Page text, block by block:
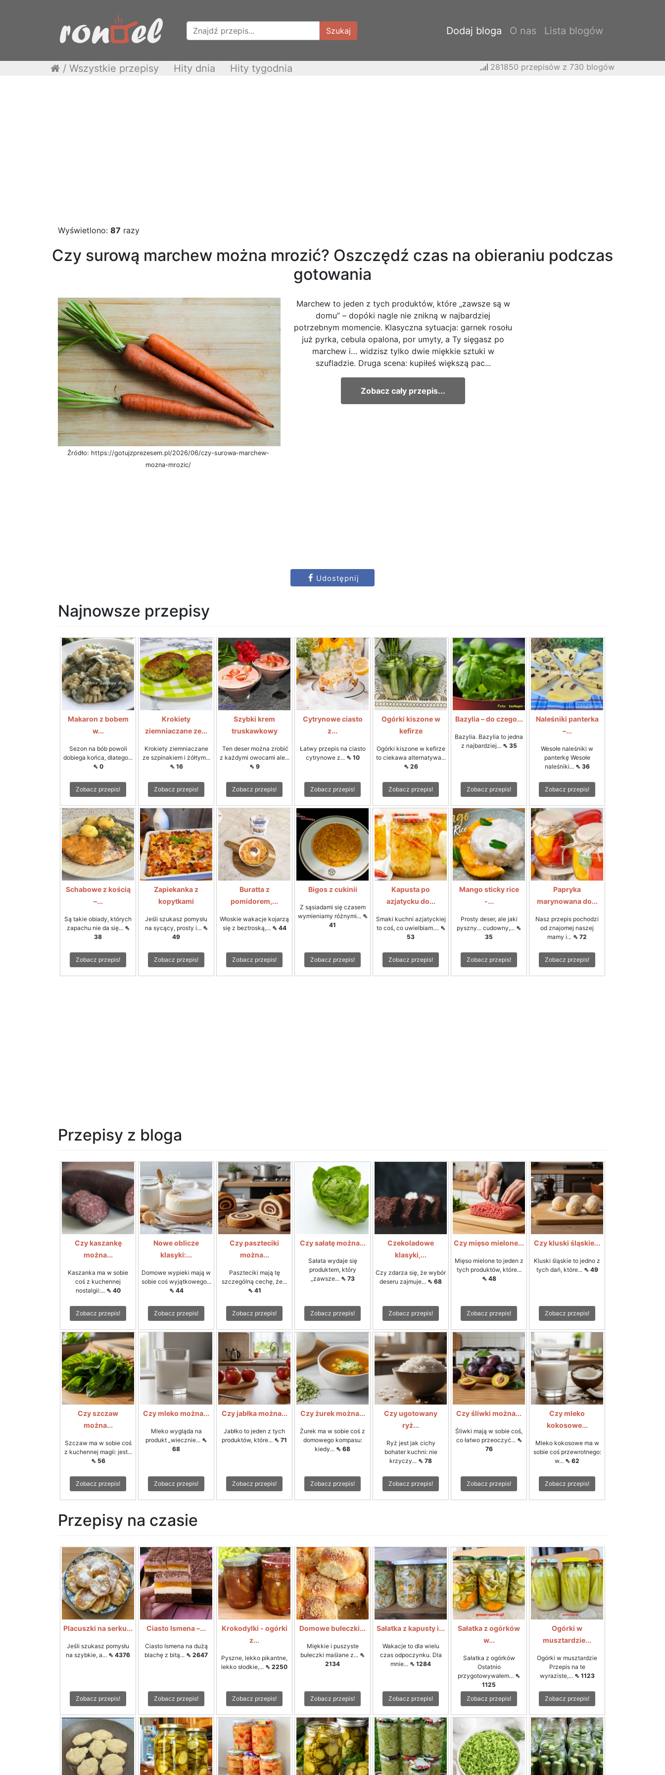
Szukaj Dodaj bloga O nas Lista blogów
/ Wszystkie przepisy Hity dnia Hity tygodnia 281850 przepisów z 730 blogów
Wyświetlono: 87 razy
Czy surową marchew można mrozić? Oszczędź czas na obieraniu podczas
gotowania
Źródło: https://gotujzprezesem.pl/2026/06/czy-surowa-marchew-
mozna-mrozic/
Marchew to jeden z tych produktów, które „zawsze są w
domu” – dopóki nagle nie znikną w najbardziej
potrzebnym momencie. Klasyczna sytuacja: garnek rosołu
już pyrka, cebula opalona, por umyty, a Ty sięgasz po
marchew i… widzisz tylko dwie miękkie sztuki w
szufladzie. Druga scena: kupiłeś większą pac...
Zobacz cały przepis...
Udostępnij
Najnowsze przepisy
Makaron z bobem
w...
Sezon na bób powoli
dobiega końca, dlatego...
⇖ 0
Zobacz przepis!
Krokiety
ziemniaczane ze...
Krokiety ziemniaczane
ze szpinakiem i żółtym...
⇖ 16
Zobacz przepis!
Szybki krem
truskawkowy
Ten deser można zrobić
z każdymi owocami ale...
⇖ 9
Zobacz przepis!
Cytrynowe ciasto
z...
Łatwy przepis na ciasto
cytrynowe z... ⇖ 10
Zobacz przepis!
Ogórki kiszone w
kefirze
Ogórki kiszone w kefirze
to ciekawa alternatywa...
⇖ 26
Zobacz przepis!
Bazylia – do czego...
Bazylia. Bazylia to jedna
z najbardziej... ⇖ 35
Zobacz przepis!
Naleśniki panterka
–...
Wesołe naleśniki w
panterkę Wesołe
naleśniki... ⇖ 36
Zobacz przepis!
Schabowe z kością
–...
Są takie obiady, których
zapachu nie da się... ⇖
38
Zobacz przepis!
Zapiekanka z
kopytkami
Jeśli szukasz pomysłu
na sycący, prosty i... ⇖
49
Zobacz przepis!
Buratta z
pomidorem,...
Włoskie wakacje kojarzą
się z beztroską,... ⇖ 44
Zobacz przepis!
Bigos z cukinii
Z sąsiadami się czasem
wymieniamy różnymi... ⇖
41
Zobacz przepis!
Kapusta po
azjatycku do...
Smaki kuchni azjatyckiej
to coś, co uwielbiam.... ⇖
53
Zobacz przepis!
Mango sticky rice
-...
Prosty deser, ale jaki
pyszny... cudowny,... ⇖
35
Zobacz przepis!
Papryka
marynowana do...
Nasz przepis pochodzi
od znajomej naszej
mamy i... ⇖ 72
Zobacz przepis!
Przepisy z bloga
Czy kaszankę
można...
Kaszanka ma w sobie
coś z kuchennej
nostalgii:... ⇖ 40
Zobacz przepis!
Nowe oblicze
klasyki:...
Domowe wypieki mają w
sobie coś wyjątkowego...
⇖ 44
Zobacz przepis!
Czy paszteciki
można...
Paszteciki mają tę
szczególną cechę, że...
⇖ 41
Zobacz przepis!
Czy sałatę można...
Sałata wydaje się
produktem, który
„zawsze... ⇖ 73
Zobacz przepis!
Czekoladowe
klasyki,...
Czy zdarza się, że wybór
deseru zajmuje... ⇖ 68
Zobacz przepis!
Czy mięso mielone...
Mięso mielone to jeden z
tych produktów, które...
⇖ 48
Zobacz przepis!
Czy kluski śląskie...
Kluski śląskie to jedno z
tych dań, które... ⇖ 49
Zobacz przepis!
Czy szczaw
można...
Szczaw ma w sobie coś
z kuchennej magii: jest...
⇖ 56
Zobacz przepis!
Czy mleko można...
Mleko wygląda na
produkt „wiecznie... ⇖
68
Zobacz przepis!
Czy jabłka można...
Jabłko to jeden z tych
produktów, które... ⇖ 71
Zobacz przepis!
Czy żurek można...
Żurek ma w sobie coś z
domowego kompasu:
kiedy... ⇖ 68
Zobacz przepis!
Czy ugotowany
ryż...
Ryż jest jak cichy
bohater kuchni: nie
krzyczy... ⇖ 78
Zobacz przepis!
Czy śliwki można...
Śliwki mają w sobie coś,
co łatwo przeoczyć... ⇖
76
Zobacz przepis!
Czy mleko
kokosowe...
Mleko kokosowe ma w
sobie coś przewrotnego:
w... ⇖ 62
Zobacz przepis!
Przepisy na czasie
Placuszki na serku...
Jeśli szukasz pomysłu
na szybkie, a... ⇖ 4376
Zobacz przepis!
Ciasto Ismena –...
Ciasto Ismena na dużą
blachę z bitą... ⇖ 2647
Zobacz przepis!
Krokodylki - ogórki
z...
Pyszne, lekko pikantne,
lekko słodkie,... ⇖ 2250
Zobacz przepis!
Domowe bułeczki...
Miękkie i puszyste
bułeczki maślane z... ⇖
2134
Zobacz przepis!
Sałatka z kapusty i...
Wakacje to dla wielu
czas odpoczynku. Dla
mnie... ⇖ 1284
Zobacz przepis!
Sałatka z ogórków
w...
Sałatka z ogórków
Ostatnio
przygotowywałem... ⇖
1125
Zobacz przepis!
Ogórki w
musztardzie...
Ogórki w musztardzie
Przepis na te
wyraziste,... ⇖ 1123
Zobacz przepis!